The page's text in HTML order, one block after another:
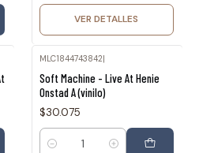
VER DETALLES
MLC1844743842
Soft Machine - Live At Henie
Onstad A (vinilo)
$30.075